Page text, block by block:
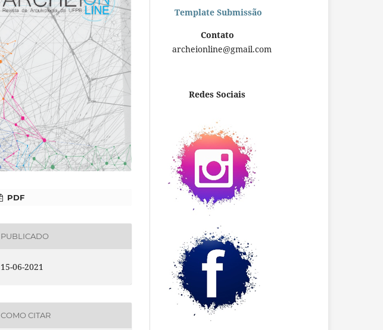
PDF
PUBLICADO
15-06-2021
COMO CITAR
Template Submissão
Contato
archeionline@gmail.com
Redes Sociais